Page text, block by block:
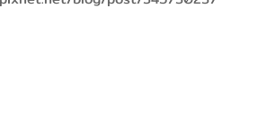
是白底黑字，不過老實說
使用到超厲害的再生霜，可以說是我的救